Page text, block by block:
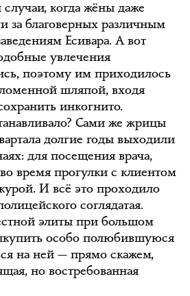
случаи, когда жёны даже
за благоверных различным
Есивара. А вот
увлечения
поэтому им приходилось
шляпой, входя
инкогнито.
Сами же жрицы
долгие годы выходили
для посещения врача,
время прогулки с клиентом
И всё это проходило
соглядатая.
элиты при большом
особо полюбившуюся
на ней — прямо скажем,
но востребованная